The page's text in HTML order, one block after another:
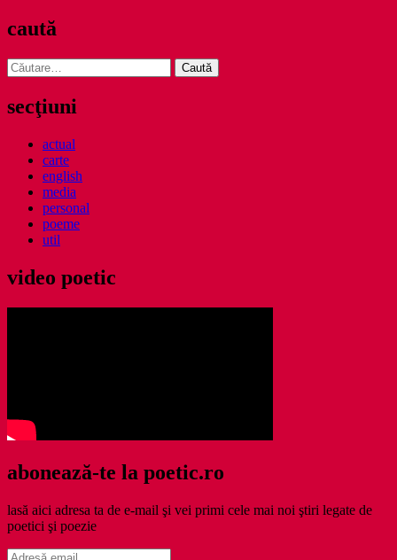
caută
Caută
după:
secţiuni
actual
carte
english
media
personal
poeme
util
video poetic
abonează-te la poetic.ro
lasă aici adresa ta de e-mail şi vei primi cele mai noi ştiri legate de
poetici şi poezie
Adresă